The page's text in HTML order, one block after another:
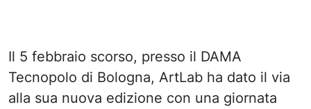
Il 5 febbraio scorso, presso il DAMA
Tecnopolo di Bologna, ArtLab ha dato il via
alla sua nuova edizione con una giornata